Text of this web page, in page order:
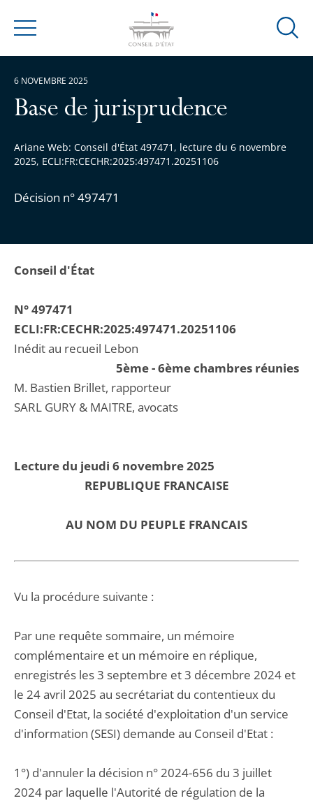
Menu
Ouvrir
Base de jurisprudence
Ariane Web: Conseil d'État 497471, lecture du 6 novembre
2025, ECLI:FR:CECHR:2025:497471.20251106
Décision n° 497471
6 NOVEMBRE 2025
Conseil d'État
N° 497471
ECLI:FR:CECHR:2025:497471.20251106
Inédit au recueil Lebon
5ème - 6ème chambres réunies
M. Bastien Brillet, rapporteur
SARL GURY & MAITRE, avocats
Lecture du jeudi 6 novembre 2025
REPUBLIQUE FRANCAISE
AU NOM DU PEUPLE FRANCAIS
Vu la procédure suivante :
Par une requête sommaire, un mémoire
complémentaire et un mémoire en réplique,
enregistrés les 3 septembre et 3 décembre 2024 et
le 24 avril 2025 au secrétariat du contentieux du
Conseil d'Etat, la société d'exploitation d'un service
d'information (SESI) demande au Conseil d'Etat :
1°) d'annuler la décision n° 2024-656 du 3 juillet
2024 par laquelle l'Autorité de régulation de la